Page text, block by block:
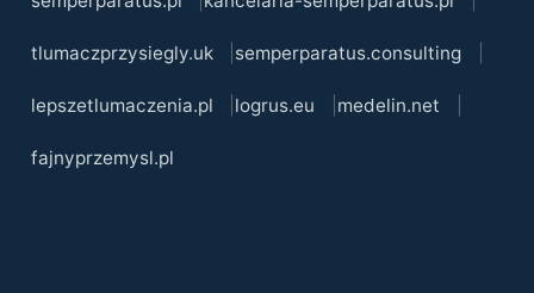
tlumaczprzysiegly.uk semperparatus.consulting
lepszetlumaczenia.pl logrus.eu medelin.net
fajnyprzemysl.pl